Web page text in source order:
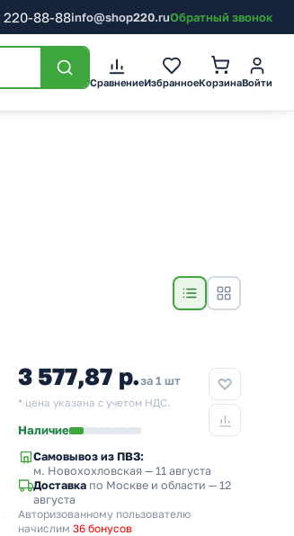
220-88-88info@shop220.ruОбратный звонок
СравнениеИзбранноеКорзинаВойти
3 577,87 р.за 1 шт
* цена указана с учетом НДС.
Наличие
Самовывоз из ПВЗ:
м. Новохохловская — 11 августа
Доставка по Москве и области — 12
августа
Авторизованному пользователю
начислим 36 бонусов